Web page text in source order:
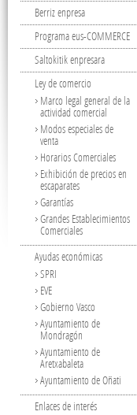
Berriz enpresa
Programa eus-COMMERCE
Saltokitik enpresara
Ley de comercio
Marco legal general de la
actividad comercial
Modos especiales de
venta
Horarios Comerciales
Exhibición de precios en
escaparates
Garantías
Grandes Establecimientos
Comerciales
Ayudas económicas
SPRI
EVE
Gobierno Vasco
Ayuntamiento de
Mondragón
Ayuntamiento de
Aretxabaleta
Ayuntamiento de Oñati
Enlaces de interés